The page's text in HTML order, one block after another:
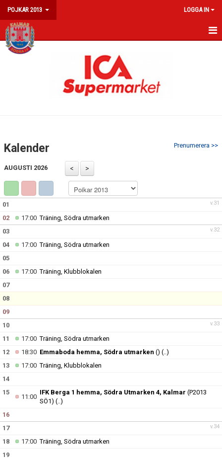
POJKAR 2013 LOGGA IN
HEM
Prenumerera >>
Kalender
AUGUSTI 2026
v.31
01
02
17:00Träning, Södra utmarken
v.32
03
04
17:00Träning, Södra utmarken
05
06
17:00Träning, Klubblokalen
07
08
09
v.33
10
11
17:00Träning, Södra utmarken
12
18:30 Emmaboda hemma, Södra utmarken () (..)
13
17:00Träning, Klubblokalen
14
15
11:00
IFK Berga 1 hemma, Södra Utmarken 4, Kalmar (P2013
SÖ1) (..)
16
v.34
17
18
17:00Träning, Södra utmarken
19